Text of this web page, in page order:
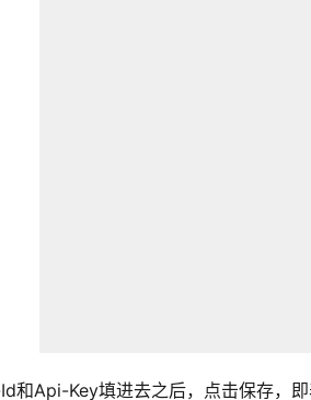
和Api-Key填进去之后，点击保存，即